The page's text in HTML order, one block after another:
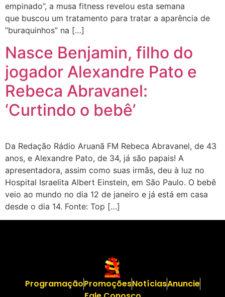
empinado”, a musa fitness revelou esta semana
que buscou um tratamento para tratar a aparência de
“buraquinhos” na […]
Nasce Benjamin, filho do
jogador Alexandre Pato e
Rebeca Abravanel:
‘Curtindo o bebê’
Da Redação Rádio Aruanã FM Rebeca Abravanel, de 43
anos, e Alexandre Pato, de 34, já são papais! A
apresentadora, assim como suas irmãs, deu à luz no
Hospital Israelita Albert Einstein, em São Paulo. O bebê
veio ao mundo no dia 12 de janeiro e já está em casa
desde o dia 14. Fonte: Top […]
ProgramaçãoPromoçõesNotíciasAnuncie